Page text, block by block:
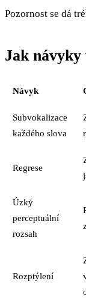
Pozornost se dá
Jak návyky
Návyk
Subvokalizace
každého slova
Regrese
Úzký
perceptuální
rozsah
Rozptýlení